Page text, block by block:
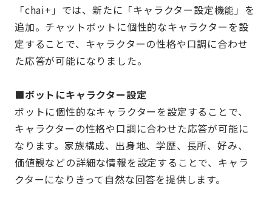
「chai+」では、新たに「キャラクター設定機能」を
追加。チャットボットに個性的なキャラクターを設
定することで、キャラクターの性格や口調に合わせ
た応答が可能になりました。
■ボットにキャラクター設定
ボットに個性的なキャラクターを設定することで、
キャラクターの性格や口調に合わせた応答が可能に
なります。家族構成、出身地、学歴、長所、好み、
価値観などの詳細な情報を設定することで、キャラ
クターになりきって自然な回答を提供します。